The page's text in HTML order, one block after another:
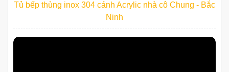
Tủ bếp thùng inox 304 cánh Acrylic nhà cô Chung - Bắc
Ninh